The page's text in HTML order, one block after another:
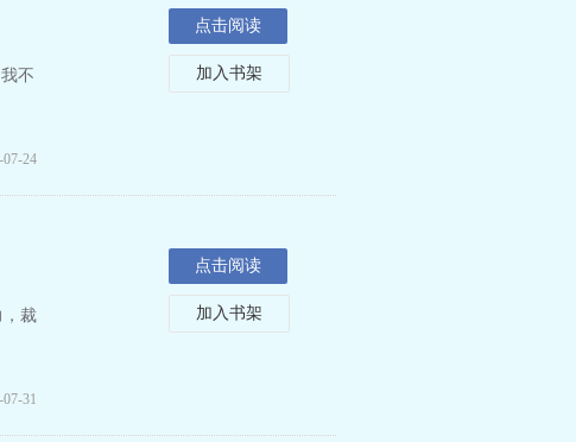
不
07-24
点击阅读
加入书架
，裁
07-31
点击阅读
加入书架